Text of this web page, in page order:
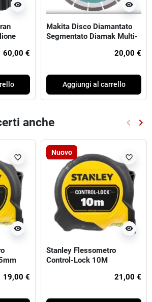
visibility
60,00 €
visibility
Makita Disco Diamantato
Segmentato Diamak Multi-
20,00 €
Aggiungi al carrello
anche keyboard_arrow_left keyboard_arrow_right
visibility
favorite_border
19,00 €
Nuovo
visibility
favorite_border
Stanley Flessometro
Control-Lock 10M
21,00 €